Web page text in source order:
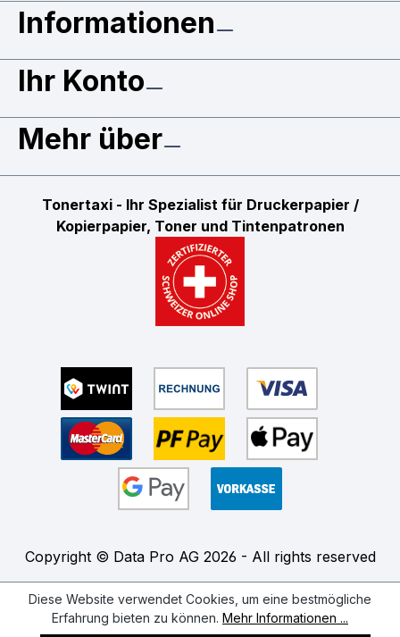
Informationen
Ihr Konto
Mehr über
Tonertaxi - Ihr Spezialist für Druckerpapier /
Kopierpapier, Toner und Tintenpatronen
Copyright © Data Pro AG 2026 - All rights reserved
Diese Website verwendet Cookies, um eine bestmögliche
Erfahrung bieten zu können. Mehr Informationen ...